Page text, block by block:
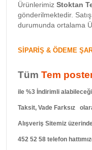
Ürünlerimiz Stoktan
gönderilmektedir.
durumunda ortalama
SİPARİŞ & ÖDEME
Tüm Tem
ile %3 İndirimli
Taksit, Vade Farksız
Alışveriş Sitemiz
452 52 58 telefon